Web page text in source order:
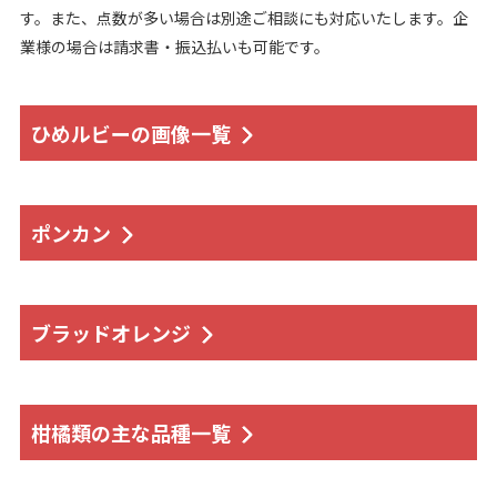
す。また、点数が多い場合は別途ご相談にも対応いたします。企
業様の場合は請求書・振込払いも可能です。
ひめルビーの画像一覧
ポンカン
ブラッドオレンジ
柑橘類の主な品種一覧